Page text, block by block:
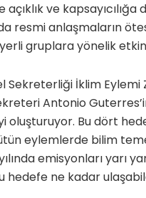
açıklık ve
resmi anlaşmaların
gruplara yönelik
Sekreterliği İklim Eylemi
Antonio
oluşturuyor. Bu dört
eylemlerde bilim
emisyonları yarı
hedefe ne kadar